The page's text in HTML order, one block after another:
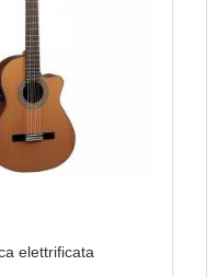
elettrificata